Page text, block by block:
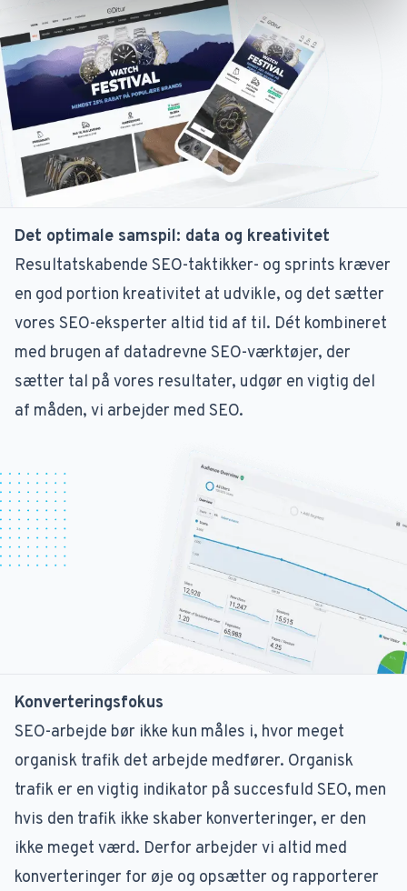
Det optimale samspil: data og kreativitet
Resultatskabende SEO-taktikker- og sprints kræver
en god portion kreativitet at udvikle, og det sætter
vores SEO-eksperter altid tid af til. Dét kombineret
med brugen af datadrevne SEO-værktøjer, der
sætter tal på vores resultater, udgør en vigtig del
af måden, vi arbejder med SEO.
Konverteringsfokus
SEO-arbejde bør ikke kun måles i, hvor meget
organisk trafik det arbejde medfører. Organisk
trafik er en vigtig indikator på succesfuld SEO, men
hvis den trafik ikke skaber konverteringer, er den
ikke meget værd. Derfor arbejder vi altid med
konverteringer for øje og opsætter og rapporterer